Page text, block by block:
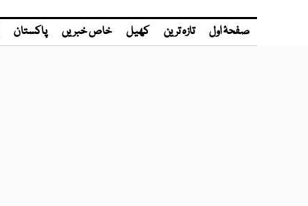
صفحۂ اول تازہ ترین کھیل خاص خبریں پاکستان